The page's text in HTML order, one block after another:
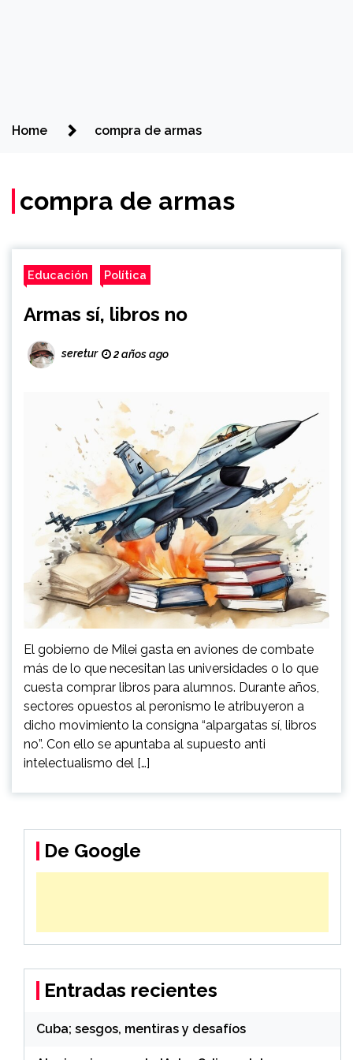
Home compra de armas
compra de armas
Educación Política
Armas sí, libros no
seretur 2 años ago
El gobierno de Milei gasta en aviones de combate
más de lo que necesitan las universidades o lo que
cuesta comprar libros para alumnos. Durante años,
sectores opuestos al peronismo le atribuyeron a
dicho movimiento la consigna “alpargatas sí, libros
no”. Con ello se apuntaba al supuesto anti
intelectualismo del […]
De Google
Entradas recientes
Cuba; sesgos, mentiras y desafíos